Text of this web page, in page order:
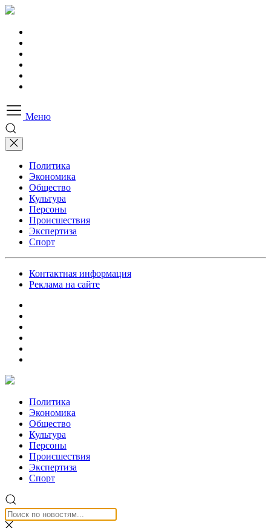
Меню
Политика
Экономика
Общество
Культура
Персоны
Происшествия
Экспертиза
Спорт
Контактная информация
Реклама на сайте
Политика
Экономика
Общество
Культура
Персоны
Происшествия
Экспертиза
Спорт